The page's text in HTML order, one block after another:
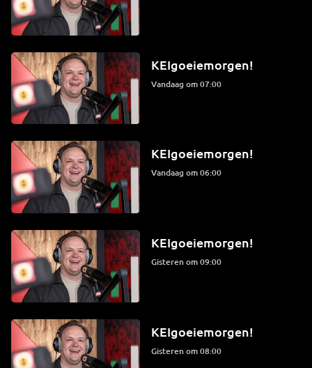
KEIgoeiemorgen!
Vandaag om 07:00
KEIgoeiemorgen!
Vandaag om 06:00
KEIgoeiemorgen!
Gisteren om 09:00
KEIgoeiemorgen!
Gisteren om 08:00